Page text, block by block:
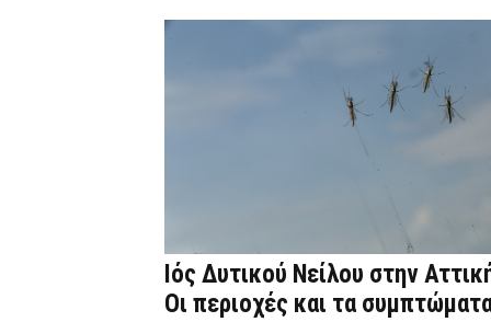
Ιός Δυτικού Νείλου στην
Οι περιοχές και τα